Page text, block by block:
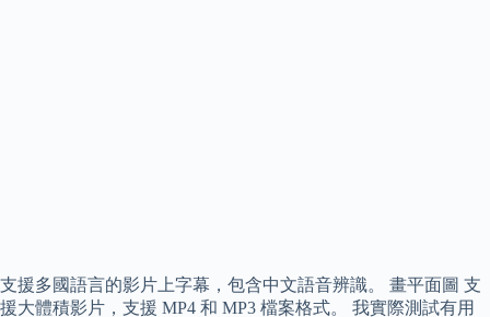
支援多國語言的影片上字幕，包含中文語音辨識。 畫平面圖 支
援大體積影片，支援 MP4 和 MP3 檔案格式。 我實際測試有用